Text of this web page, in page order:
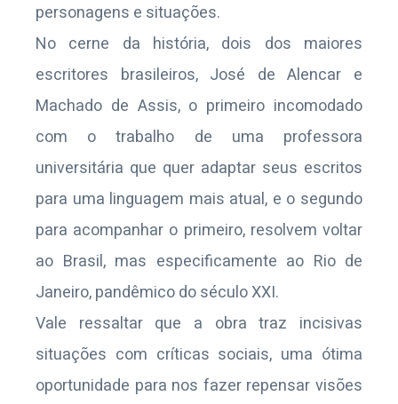
personagens e situações.
No cerne da história, dois dos maiores
escritores brasileiros, José de Alencar e
Machado de Assis, o primeiro incomodado
com o trabalho de uma professora
universitária que quer adaptar seus escritos
para uma linguagem mais atual, e o segundo
para acompanhar o primeiro, resolvem voltar
ao Brasil, mas especificamente ao Rio de
Janeiro, pandêmico do século XXI.
Vale ressaltar que a obra traz incisivas
situações com críticas sociais, uma ótima
oportunidade para nos fazer repensar visões